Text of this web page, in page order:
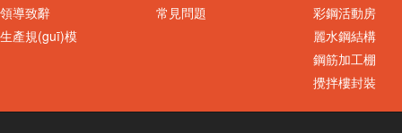
領導致辭
生產規(guī)模
常見問題
彩鋼活動房
麗水鋼結構
鋼筋加工棚
攪拌樓封裝